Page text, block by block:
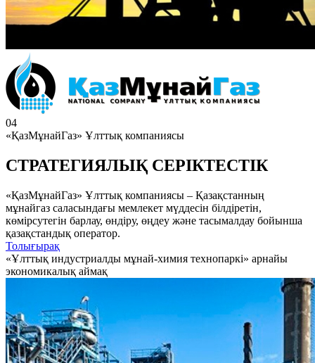
04
«ҚазМұнайГаз» Ұлттық компаниясы
СТРАТЕГИЯЛЫҚ СЕРІКТЕСТІК
«ҚазМұнайГаз» Ұлттық компаниясы – Қазақстанның
мұнайгаз саласындағы мемлекет мүддесін білдіретін,
көмірсутегін барлау, өндіру, өңдеу және тасымалдау бойынша
қазақстандық оператор.
Толығырақ
«Ұлттық индустриалды мұнай-химия технопаркі» арнайы
экономикалық аймақ